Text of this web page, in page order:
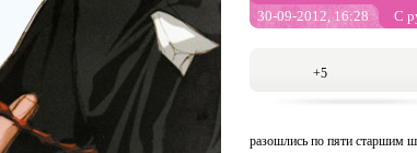
30-09-2012, 16:28 С
+5
разошлись по пяти старшим